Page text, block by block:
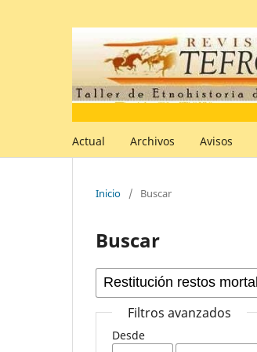
Actual Archivos Avisos
Inicio / Buscar
Buscar
Filtros avanzados
Desde